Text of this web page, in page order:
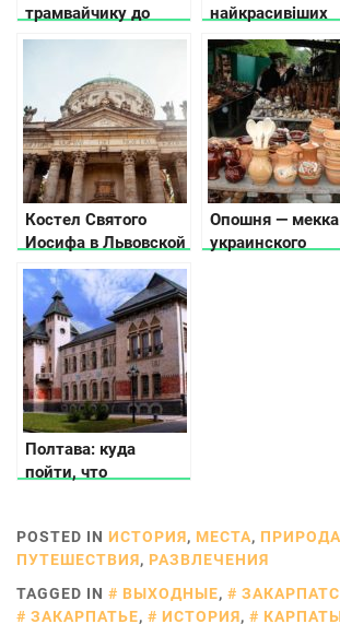
трамвайчику до
минулого й
найкрасивіших
місць
Карпат, щоб
відвідати цього
Костел Святого
Иосифа в Львовской
области
Опошня — мекка
украинского
Полтава: куда
пойти, что
POSTED IN ИСТОРИЯ, МЕСТА, ПРИРОДА
ПУТЕШЕСТВИЯ, РАЗВЛЕЧЕНИЯ
TAGGED IN
ВЫХОДНЫЕ,
ЗАКАРПАТЬЕ, ИСТОРИЯ,